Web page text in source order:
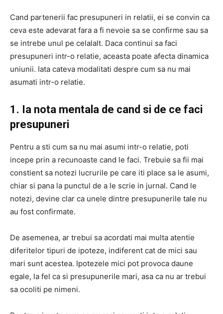
Cand partenerii fac presupuneri in relatii, ei se convin ca
ceva este adevarat fara a fi nevoie sa se confirme sau sa
se intrebe unul pe celalalt. Daca continui sa faci
presupuneri intr-o relatie, aceasta poate afecta dinamica
uniunii. Iata cateva modalitati despre cum sa nu mai
asumati intr-o relatie.
1. Ia nota mentala de cand si de ce faci
presupuneri
Pentru a sti cum sa nu mai asumi intr-o relatie, poti
incepe prin a recunoaste cand le faci. Trebuie sa fii mai
constient sa notezi lucrurile pe care iti place sa le asumi,
chiar si pana la punctul de a le scrie in jurnal. Cand le
notezi, devine clar ca unele dintre presupunerile tale nu
au fost confirmate.
De asemenea, ar trebui sa acordati mai multa atentie
diferitelor tipuri de ipoteze, indiferent cat de mici sau
mari sunt acestea. Ipotezele mici pot provoca daune
egale, la fel ca si presupunerile mari, asa ca nu ar trebui
sa ocoliti pe nimeni.